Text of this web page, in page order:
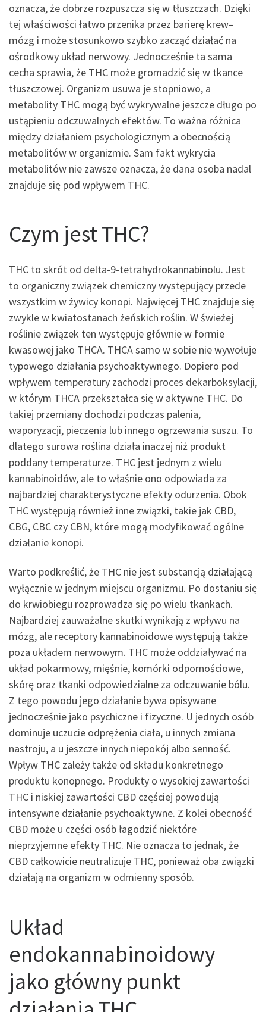
oznacza, że dobrze rozpuszcza się w tłuszczach. Dzięki
tej właściwości łatwo przenika przez barierę krew–
mózg i może stosunkowo szybko zacząć działać na
ośrodkowy układ nerwowy. Jednocześnie ta sama
cecha sprawia, że THC może gromadzić się w tkance
tłuszczowej. Organizm usuwa je stopniowo, a
metabolity THC mogą być wykrywalne jeszcze długo po
ustąpieniu odczuwalnych efektów. To ważna różnica
między działaniem psychologicznym a obecnością
metabolitów w organizmie. Sam fakt wykrycia
metabolitów nie zawsze oznacza, że dana osoba nadal
znajduje się pod wpływem THC.
Czym jest THC?
THC to skrót od delta-9-tetrahydrokannabinolu. Jest
to organiczny związek chemiczny występujący przede
wszystkim w żywicy konopi. Najwięcej THC znajduje się
zwykle w kwiatostanach żeńskich roślin. W świeżej
roślinie związek ten występuje głównie w formie
kwasowej jako THCA. THCA samo w sobie nie wywołuje
typowego działania psychoaktywnego. Dopiero pod
wpływem temperatury zachodzi proces dekarboksylacji,
w którym THCA przekształca się w aktywne THC. Do
takiej przemiany dochodzi podczas palenia,
waporyzacji, pieczenia lub innego ogrzewania suszu. To
dlatego surowa roślina działa inaczej niż produkt
poddany temperaturze. THC jest jednym z wielu
kannabinoidów, ale to właśnie ono odpowiada za
najbardziej charakterystyczne efekty odurzenia. Obok
THC występują również inne związki, takie jak CBD,
CBG, CBC czy CBN, które mogą modyfikować ogólne
działanie konopi.
Warto podkreślić, że THC nie jest substancją działającą
wyłącznie w jednym miejscu organizmu. Po dostaniu się
do krwiobiegu rozprowadza się po wielu tkankach.
Najbardziej zauważalne skutki wynikają z wpływu na
mózg, ale receptory kannabinoidowe występują także
poza układem nerwowym. THC może oddziaływać na
układ pokarmowy, mięśnie, komórki odpornościowe,
skórę oraz tkanki odpowiedzialne za odczuwanie bólu.
Z tego powodu jego działanie bywa opisywane
jednocześnie jako psychiczne i fizyczne. U jednych osób
dominuje uczucie odprężenia ciała, u innych zmiana
nastroju, a u jeszcze innych niepokój albo senność.
Wpływ THC zależy także od składu konkretnego
produktu konopnego. Produkty o wysokiej zawartości
THC i niskiej zawartości CBD częściej powodują
intensywne działanie psychoaktywne. Z kolei obecność
CBD może u części osób łagodzić niektóre
nieprzyjemne efekty THC. Nie oznacza to jednak, że
CBD całkowicie neutralizuje THC, ponieważ oba związki
działają na organizm w odmienny sposób.
Układ
endokannabinoidowy
jako główny punkt